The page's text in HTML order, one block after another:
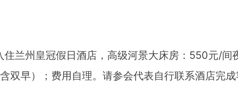
兰州皇冠假日酒店，高级河景大床房：550元/间
双早）；费用自理。请参会代表自行联系酒店完